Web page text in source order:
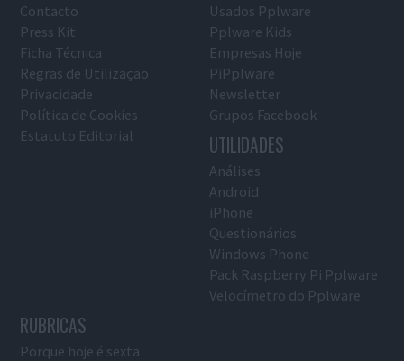
Contacto
Press Kit
Ficha Técnica
Regras de Utilização
Privacidade
Política de Cookies
Estatuto Editorial
Usados Pplware
Pplware Kids
Empresas Hoje
PiPplware
Newsletter
Grupos Facebook
UTILIDADES
Análises
Android
iPhone
Questionários
Windows Phone
Pack Raspberry Pi Pplware
Velocímetro do Pplware
RUBRICAS
Porque hoje é sexta